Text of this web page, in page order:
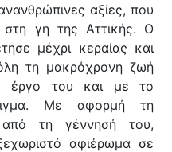
αξίες, που
γη της Αττικής. Ο
μέχρι κεραίας και
τη μακρόχρονη ζωή
έργο του και με το
Με αφορμή τη
τη γέννησή του,
αφιέρωμα σε